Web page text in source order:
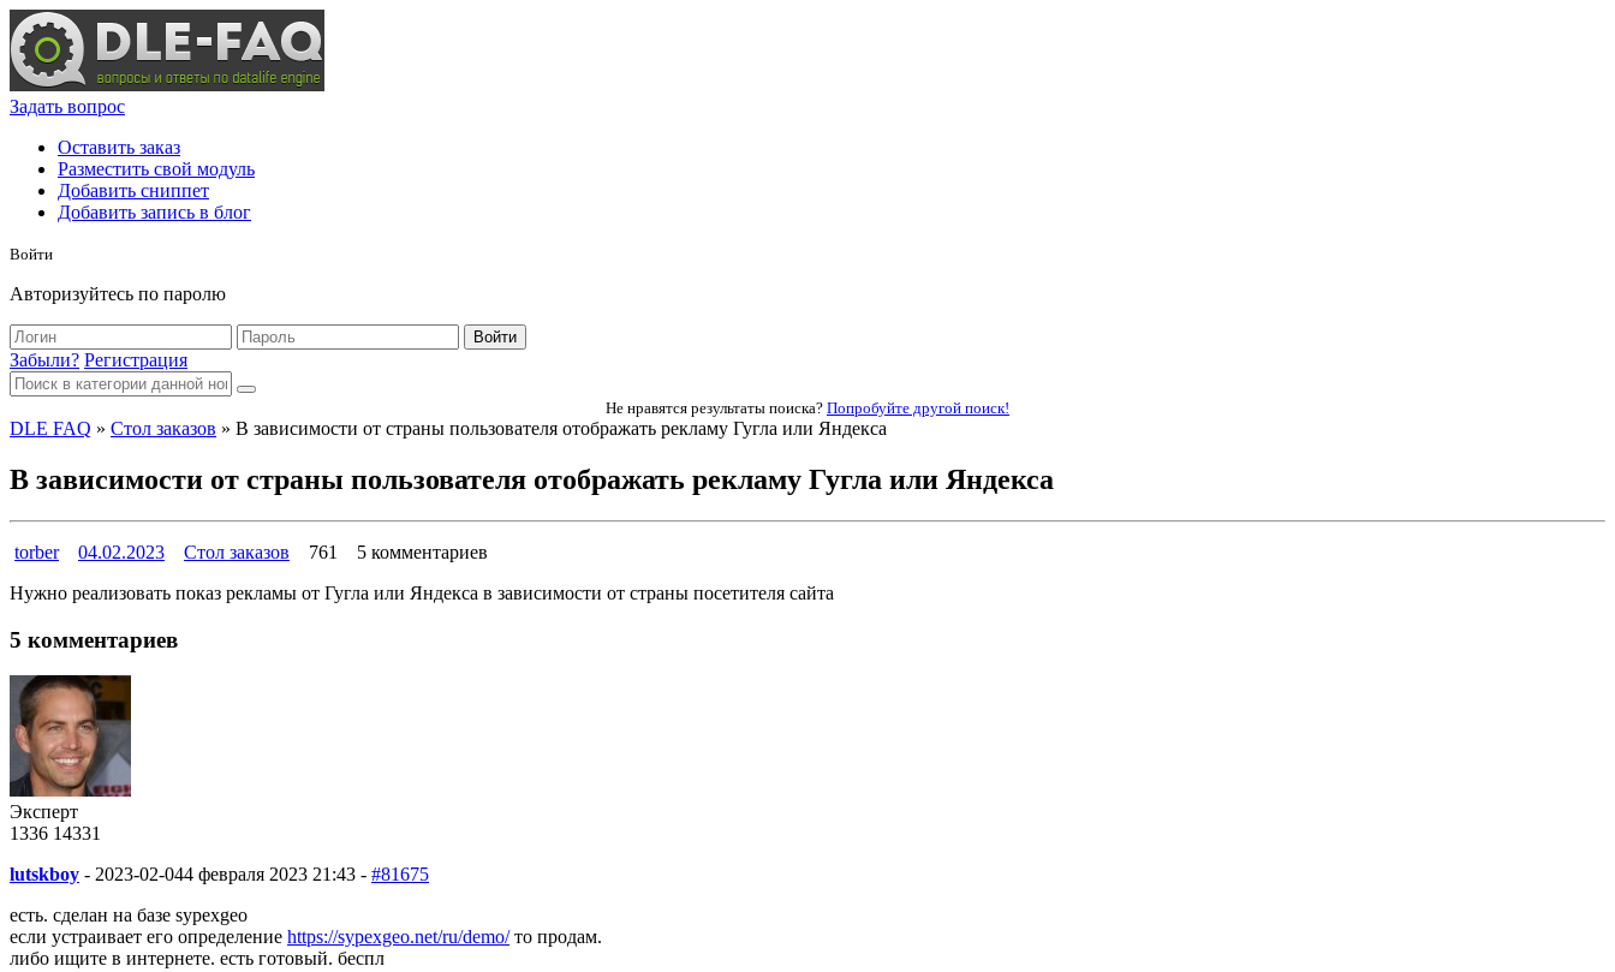
Задать вопрос
Оставить заказ
Разместить свой модуль
Добавить сниппет
Добавить запись в блог
Войти
Авторизуйтесь по паролю
Войти
Забыли? Регистрация
Не нравятся результаты поиска? Попробуйте другой поиск!
DLE FAQ » Стол заказов » В зависимости от страны пользователя отображать рекламу Гугла или Яндекса
В зависимости от страны пользователя отображать рекламу Гугла или Яндекса
torber 04.02.2023 Стол заказов 761
5 комментариев
Нужно реализовать показ рекламы от Гугла или Яндекса в зависимости от страны посетителя сайта
5 комментариев
Эксперт
1336 14331
lutskboy - 2023-02-044 февраля 2023 21:43 - #81675
есть. сделан на базе sypexgeo
если устраивает его определение https://sypexgeo.net/ru/demo/то продам.
либо ищите в интернете. есть готовый. беспл